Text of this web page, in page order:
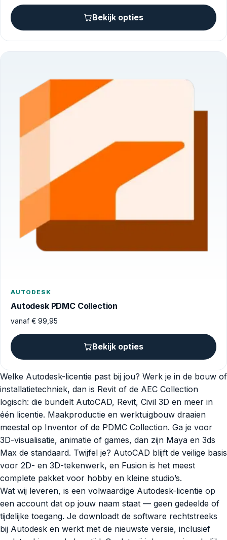
Bekijk opties
AUTODESK
Autodesk PDMC Collection
vanaf € 99,95
Bekijk opties
Welke Autodesk-licentie past bij jou? Werk je in de bouw of
installatietechniek, dan is Revit of de AEC Collection
logisch: die bundelt AutoCAD, Revit, Civil 3D en meer in
één licentie. Maakproductie en werktuigbouw draaien
meestal op Inventor of de PDMC Collection. Ga je voor
3D-visualisatie, animatie of games, dan zijn Maya en 3ds
Max de standaard. Twijfel je? AutoCAD blijft de veilige basis
voor 2D- en 3D-tekenwerk, en Fusion is het meest
complete pakket voor hobby en kleine studio’s.
Wat wij leveren, is een volwaardige Autodesk-licentie op
een account dat op jouw naam staat — geen gedeelde of
tijdelijke toegang. Je downloadt de software rechtstreeks
bij Autodesk en werkt met de nieuwste versie, inclusief